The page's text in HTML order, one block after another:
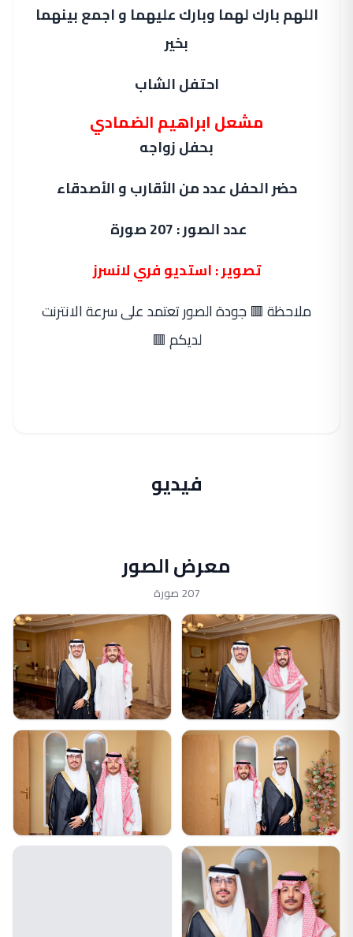
اللهم بارك لهما وبارك عليهما و اجمع بينهما
بخير
احتفل الشاب
مشعل ابراهيم الضمادي
بحفل زواجه
حضر الحفل عدد من الأقارب و الأصدقاء
عدد الصور : 207 صورة
تصوير : استديو فري لانسرز
ملاحظة 🟥 جودة الصور تعتمد على سرعة الانترنت
لديكم 🟥
فيديو
معرض الصور
207 صورة